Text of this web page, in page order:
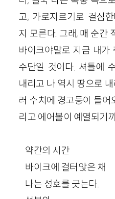
고, 가로지르기로 결심
지 모른다. 그래, 매 순간
바이크야말로 지금 내가
수단일 것이다. 셔틀에
내리고 나 역시 땅으로
러 수치에 경고등이 들어
리고 에어볼이 예열되기
약간의 시간
바이크에 걸터앉은 채
나는 성호를 긋는다.